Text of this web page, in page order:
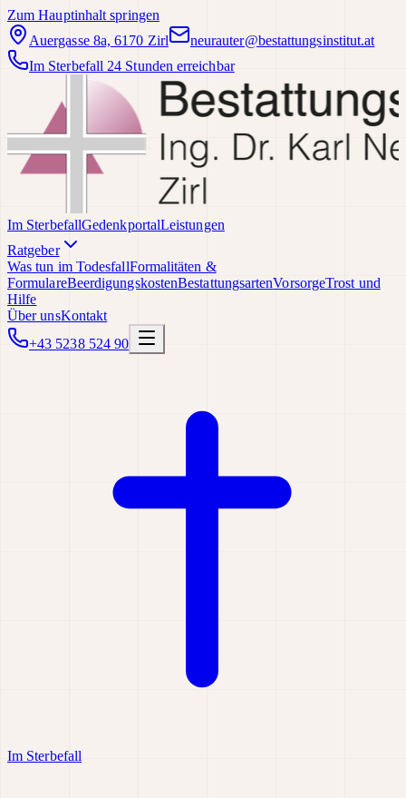
Zum Hauptinhalt springen
Auergasse 8a, 6170 Zirl
neurauter@bestattungsinstitut.at
Im Sterbefall 24 Stunden erreichbar
Im SterbefallGedenkportalLeistungen
Ratgeber
Was tun im TodesfallFormalitäten &
FormulareBeerdigungskostenBestattungsartenVorsorgeTrost und
Hilfe
Über unsKontakt
+43 5238 524 90
Im Sterbefall